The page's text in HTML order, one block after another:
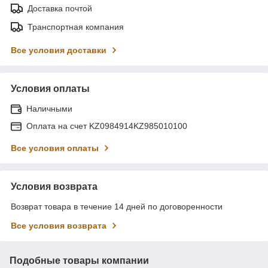
Доставка почтой
Транспортная компания
Все условия доставки
Условия оплаты
Наличными
Оплата на счет KZ0984914KZ985010100
Все условия оплаты
Условия возврата
Возврат товара в течение 14 дней по договоренности
Все условия возврата
Подобные товары компании